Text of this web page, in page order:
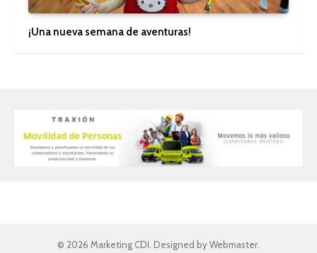
¡Una nueva semana de aventuras!
© 2026 Marketing CDI. Designed by Webmaster.